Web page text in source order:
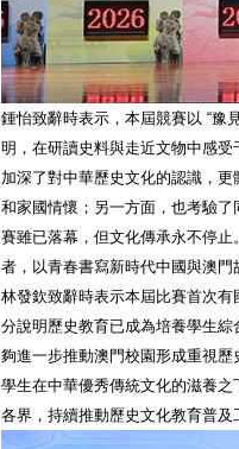
鍾怡致辭時表示，本屆競賽以 “豫
明，在研讀史料與走近文物中感
加深了對中華歷史文化的認識，
和家國情懷；另一方面，也考驗
賽雖已落幕，但文化傳承永不停
者，以青春書寫新時代中國與澳門
林發欽致辭時表示本屆比賽首次
分說明歷史教育已成為培養學生
夠進一步推動澳門校園形成重視
學生在中華優秀傳統文化的滋養
各界，持續推動歷史文化教育普及